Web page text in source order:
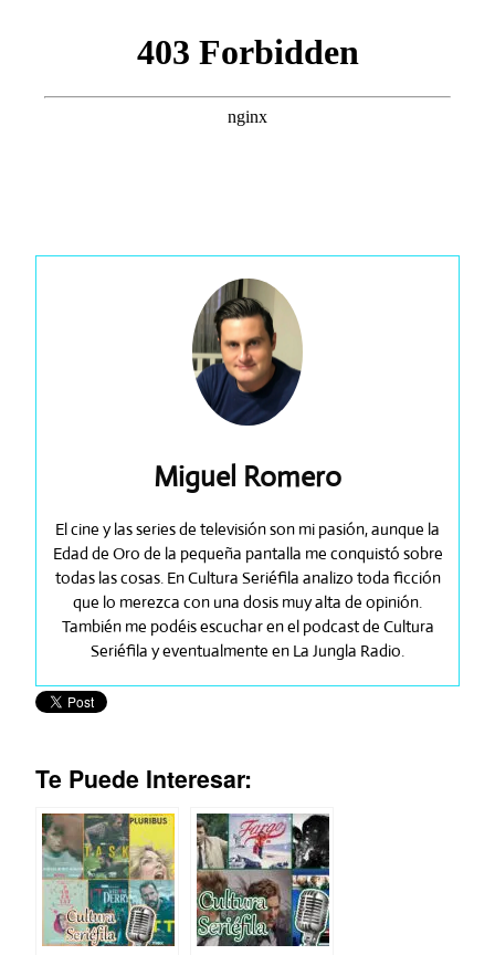
Miguel Romero
El cine y las series de televisión son mi pasión, aunque la
Edad de Oro de la pequeña pantalla me conquistó sobre
todas las cosas. En Cultura Seriéfila analizo toda ficción
que lo merezca con una dosis muy alta de opinión.
También me podéis escuchar en el podcast de Cultura
Seriéfila y eventualmente en La Jungla Radio.
Te Puede Interesar: